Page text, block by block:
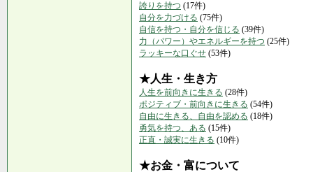
誇りを持つ (17件)
自分を力づける (75件)
自信を持つ・自分を信じる (39件)
力（パワー）やエネルギーを持つ (25件)
ラッキーな口ぐせ (53件)
★人生・生き方
人生を前向きに生きる (28件)
ポジティブ・前向きに生きる (54件)
自由に生きる、自由を認める (18件)
勇気を持つ、ある (15件)
正直・誠実に生きる (10件)
★お金・富について